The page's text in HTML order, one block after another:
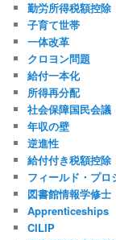
勤労所得税額控除
子育て世帯
一体改革
クロヨン問題
給付一本化
所得再分配
社会保障国民会議
年収の壁
逆進性
給付付き税額控除
フィールド・プロ
図書館情報学修士
Apprenticeships
CILIP